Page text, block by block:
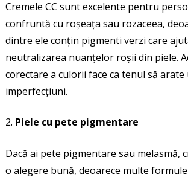
Cremele CC sunt excelente pentru
confruntă cu roșeața sau rozaceea,
dintre ele conțin pigmenti verzi care
neutralizarea nuanțelor roșii din piele.
corectare a culorii face ca tenul să
imperfecțiuni.
Piele cu pete pigmentare
Dacă ai pete pigmentare sau melasmă,
o alegere bună, deoarece multe